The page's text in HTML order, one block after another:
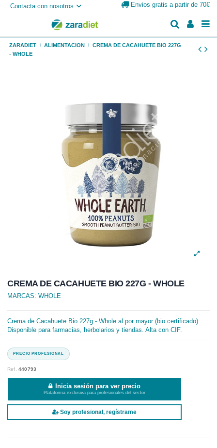
Contacta con nosotros Envios gratis a partir de 70€
ZARADIET ALIMENTACION
CREMA DE CACAHUETE BIO 227G
- WHOLE
CREMA DE CACAHUETE BIO 227G - WHOLE
MARCAS: WHOLE
Crema de Cacahuete Bio 227g - Whole al por mayor (bio certificado).
Disponible para farmacias, herbolarios y tiendas. Alta con CIF.
Ref.440793
Inicia sesión para ver precio
Plataforma exclusiva para profesionales del sector
Soy profesional, regístrame